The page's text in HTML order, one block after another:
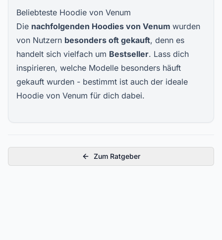
Beliebteste Hoodie von Venum
Die nachfolgenden Hoodies von Venum wurden
von Nutzern besonders oft gekauft, denn es
handelt sich vielfach um Bestseller. Lass dich
inspirieren, welche Modelle besonders häuft
gekauft wurden - bestimmt ist auch der ideale
Hoodie von Venum für dich dabei.
Zum Ratgeber